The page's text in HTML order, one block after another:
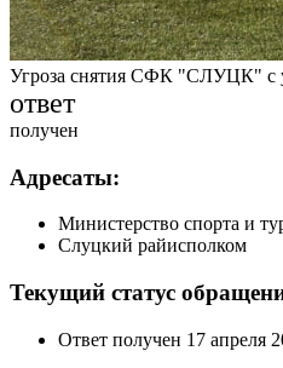
Угроза снятия СФК "СЛУЦК" с
ответ
получен
Адресаты:
Министерство спорта и
Слуцкий райисполком
Текущий статус
Ответ получен 17 апреля